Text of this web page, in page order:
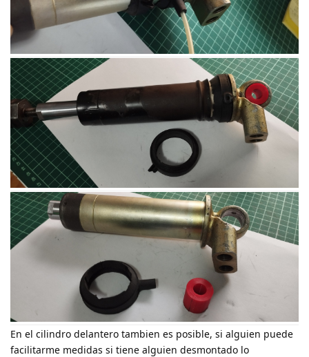
En el cilindro delantero tambien es posible, si alguien puede
facilitarme medidas si tiene alguien desmontado lo